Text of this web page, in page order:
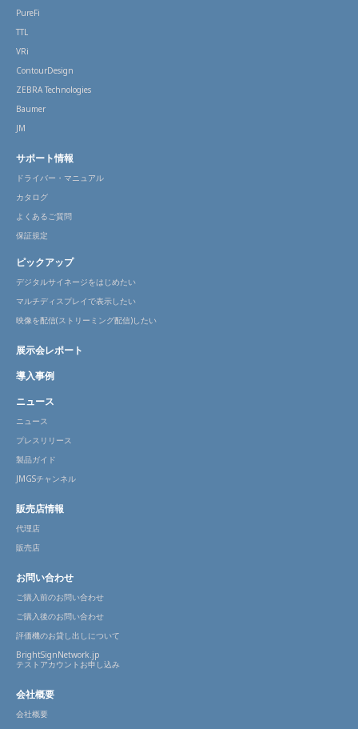
PureFi
TTL
VRi
ContourDesign
ZEBRA Technologies
Baumer
JM
サポート情報
ドライバー・マニュアル
カタログ
よくあるご質問
保証規定
ピックアップ
デジタルサイネージをはじめたい
マルチディスプレイで表示したい
映像を配信(ストリーミング配信)したい
展示会レポート
導入事例
ニュース
ニュース
プレスリリース
製品ガイド
JMGSチャンネル
販売店情報
代理店
販売店
お問い合わせ
ご購入前のお問い合わせ
ご購入後のお問い合わせ
評価機のお貸し出しについて
BrightSignNetwork.jp
テストアカウントお申し込み
会社概要
会社概要